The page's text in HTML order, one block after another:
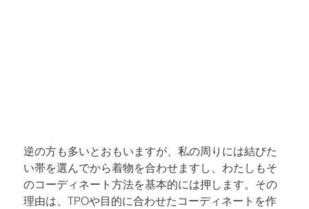
逆の方も多いとおもいますが、私の周りには結びた
い帯を選んでから着物を合わせますし、わたしもそ
のコーディネート方法を基本的には押します。その
理由は、TPOや目的に合わせたコーディネートを作